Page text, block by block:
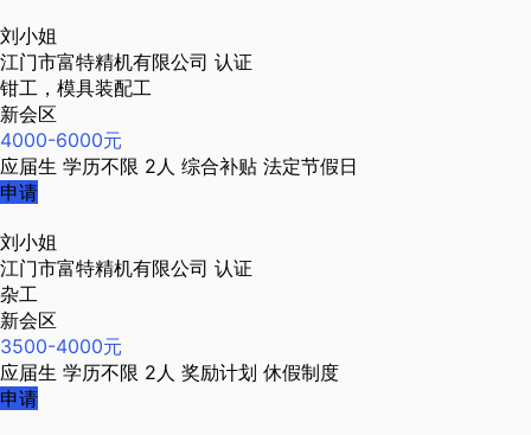
刘小姐
江门市富特精机有限公司 认证
钳工，模具装配工
新会区
4000-6000元
应届生 学历不限 2人 综合补贴 法定节假日
申请
刘小姐
江门市富特精机有限公司 认证
杂工
新会区
3500-4000元
应届生 学历不限 2人 奖励计划 休假制度
申请